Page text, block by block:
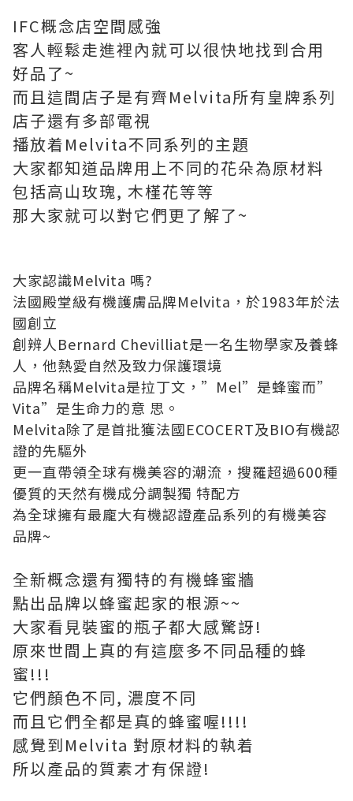
IFC概念店空間感強
客人輕鬆走進裡內就可以很快地找到合用
好品了~
而且這間店子是有齊Melvita所有皇牌系列
店子還有多部電視
播放着Melvita不同系列的主題
大家都知道品牌用上不同的花朵為原材料
包括高山玫瑰, 木槿花等等
那大家就可以對它們更了解了~
大家認識Melvita 嗎?
法國殿堂級有機護膚品牌Melvita，於1983年於法
國創立
創辨人Bernard Chevilliat是一名生物學家及養蜂
人，他熱愛自然及致力保護環境
品牌名稱Melvita是拉丁文，”Mel”是蜂蜜而”
Vita”是生命力的意 思。
Melvita除了是首批獲法國ECOCERT及BIO有機認
證的先驅外
更一直帶領全球有機美容的潮流，搜羅超過600種
優質的天然有機成分調製獨 特配方
為全球擁有最龐大有機認證產品系列的有機美容
品牌~
全新概念還有獨特的有機蜂蜜牆
點出品牌以蜂蜜起家的根源~~
大家看見裝蜜的瓶子都大感驚訝!
原來世間上真的有這麼多不同品種的蜂
蜜!!!
它們顏色不同, 濃度不同
而且它們全都是真的蜂蜜喔!!!!
感覺到Melvita 對原材料的執着
所以產品的質素才有保證!